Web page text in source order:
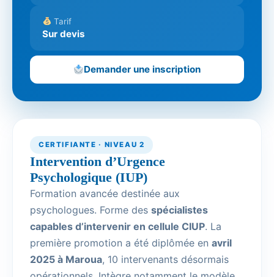
Tarif
Sur devis
Demander une inscription
CERTIFIANTE · NIVEAU 2
Intervention d’Urgence
Psychologique (IUP)
Formation avancée destinée aux
psychologues. Forme des spécialistes
capables d’intervenir en cellule CIUP. La
première promotion a été diplômée en avril
2025 à Maroua, 10 intervenants désormais